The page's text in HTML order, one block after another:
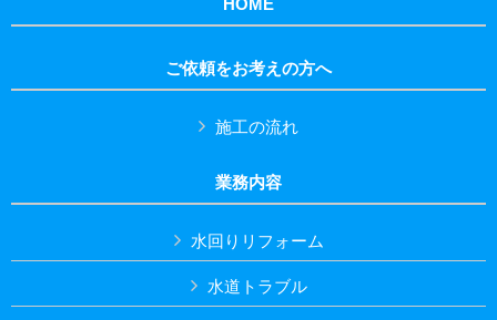
HOME
ご依頼をお考えの方へ
施工の流れ
業務内容
水回りリフォーム
水道トラブル